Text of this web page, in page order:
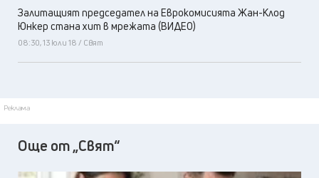
Залитащият председател на Еврокомисията Жан-Клод
Юнкер стана хит в мрежата (ВИДЕО)
08:30, 13 юли 18 / Свят
Реклама
Още от „Свят“